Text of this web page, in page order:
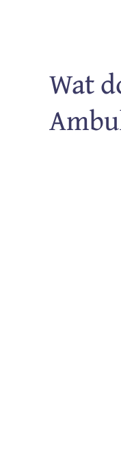
Wat